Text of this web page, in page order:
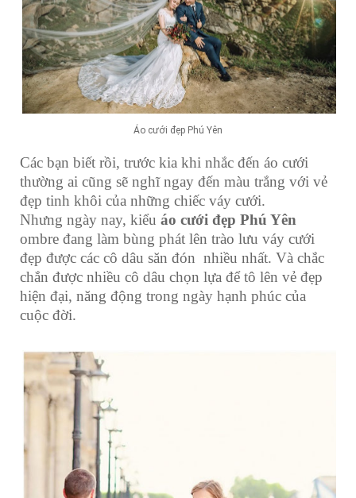
Áo cưới đẹp Phú Yên
Các bạn biết rồi, trước kia khi nhắc đến áo cưới
thường ai cũng sẽ nghĩ ngay đến màu trắng với vẻ
đẹp tinh khôi của những chiếc váy cưới.
Nhưng ngày nay, kiểu áo cưới đẹp Phú Yên
ombre đang làm bùng phát lên trào lưu váy cưới
đẹp được các cô dâu săn đón nhiều nhất. Và chắc
chắn được nhiều cô dâu chọn lựa để tô lên vẻ đẹp
hiện đại, năng động trong ngày hạnh phúc của
cuộc đời.